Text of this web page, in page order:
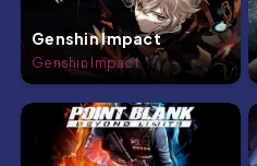
Genshin Impact
Genshin Impact